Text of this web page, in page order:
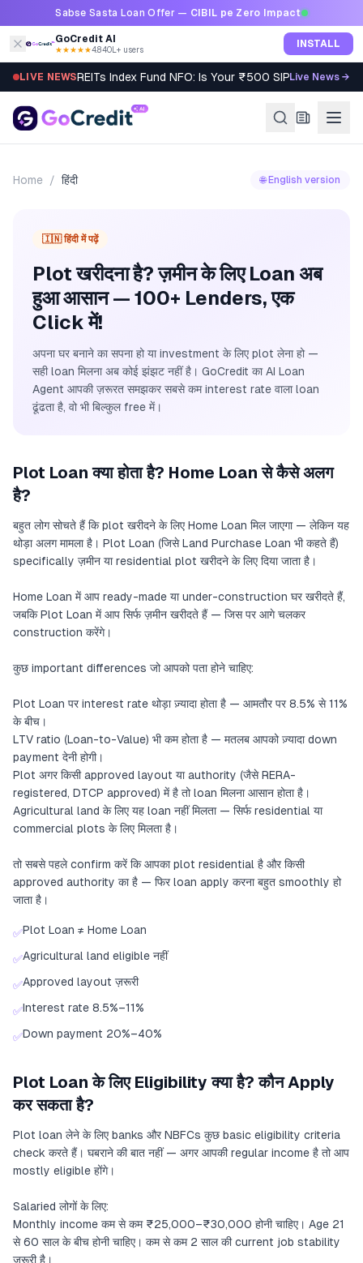
Skip to contentSabse Sasta Loan Offer — CIBIL pe Zero Impact
GoCredit AI
★★★★★4.8·40L+ users INSTALL
LIVE NEWSREITs Index Fund NFO: Is Your ₹500 SIP Worth It?
Live News →
Home / हिंदी 🌐 English version
🇮🇳 हिंदी में पढ़ें
Plot खरीदना है? ज़मीन के लिए Loan अब
हुआ आसान — 100+ Lenders, एक
Click में!
अपना घर बनाने का सपना हो या investment के लिए plot लेना हो —
सही loan मिलना अब कोई झंझट नहीं है। GoCredit का AI Loan
Agent आपकी ज़रूरत समझकर सबसे कम interest rate वाला loan
ढूंढता है, वो भी बिल्कुल free में।
Plot Loan क्या होता है? Home Loan से कैसे अलग
है?
बहुत लोग सोचते हैं कि plot खरीदने के लिए Home Loan मिल जाएगा — लेकिन यह
थोड़ा अलग मामला है। Plot Loan (जिसे Land Purchase Loan भी कहते हैं)
specifically ज़मीन या residential plot खरीदने के लिए दिया जाता है।
Home Loan में आप ready-made या under-construction घर खरीदते हैं,
जबकि Plot Loan में आप सिर्फ ज़मीन खरीदते हैं — जिस पर आगे चलकर
construction करेंगे।
कुछ important differences जो आपको पता होने चाहिए:
Plot Loan पर interest rate थोड़ा ज़्यादा होता है — आमतौर पर 8.5% से 11%
के बीच।
LTV ratio (Loan-to-Value) भी कम होता है — मतलब आपको ज़्यादा down
payment देनी होगी।
Plot अगर किसी approved layout या authority (जैसे RERA-
registered, DTCP approved) में है तो loan मिलना आसान होता है।
Agricultural land के लिए यह loan नहीं मिलता — सिर्फ residential या
commercial plots के लिए मिलता है।
तो सबसे पहले confirm करें कि आपका plot residential है और किसी
approved authority का है — फिर loan apply करना बहुत smoothly हो
जाता है।
✅Plot Loan ≠ Home Loan
✅Agricultural land eligible नहीं
✅Approved layout ज़रूरी
✅Interest rate 8.5%–11%
✅Down payment 20%–40%
Plot Loan के लिए Eligibility क्या है? कौन Apply
कर सकता है?
Plot loan लेने के लिए banks और NBFCs कुछ basic eligibility criteria
check करते हैं। घबराने की बात नहीं — अगर आपकी regular income है तो आप
mostly eligible होंगे।
Salaried लोगों के लिए:
Monthly income कम से कम ₹25,000–₹30,000 होनी चाहिए। Age 21
से 60 साल के बीच होनी चाहिए। कम से कम 2 साल की current job stability
ज़रूरी है।